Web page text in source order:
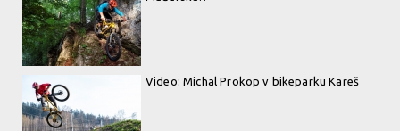
Video: Michal Prokop v bikeparku Kareš